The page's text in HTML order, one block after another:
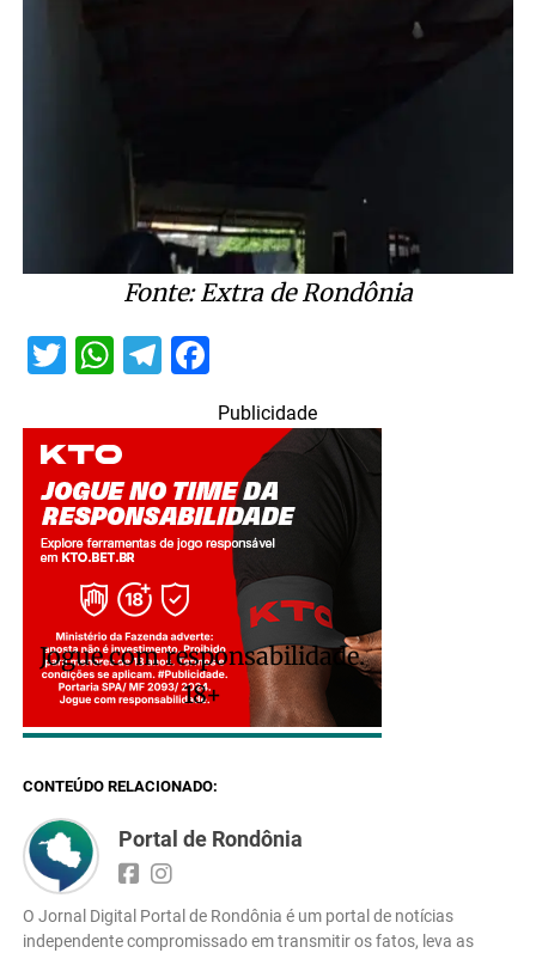
Fonte: Extra de Rondônia
Twitter
WhatsApp
Telegram
Facebook
Publicidade
Jogue com responsabilidade.
18+
CONTEÚDO RELACIONADO:
Portal de Rondônia
O Jornal Digital Portal de Rondônia é um portal de notícias
independente compromissado em transmitir os fatos, leva as